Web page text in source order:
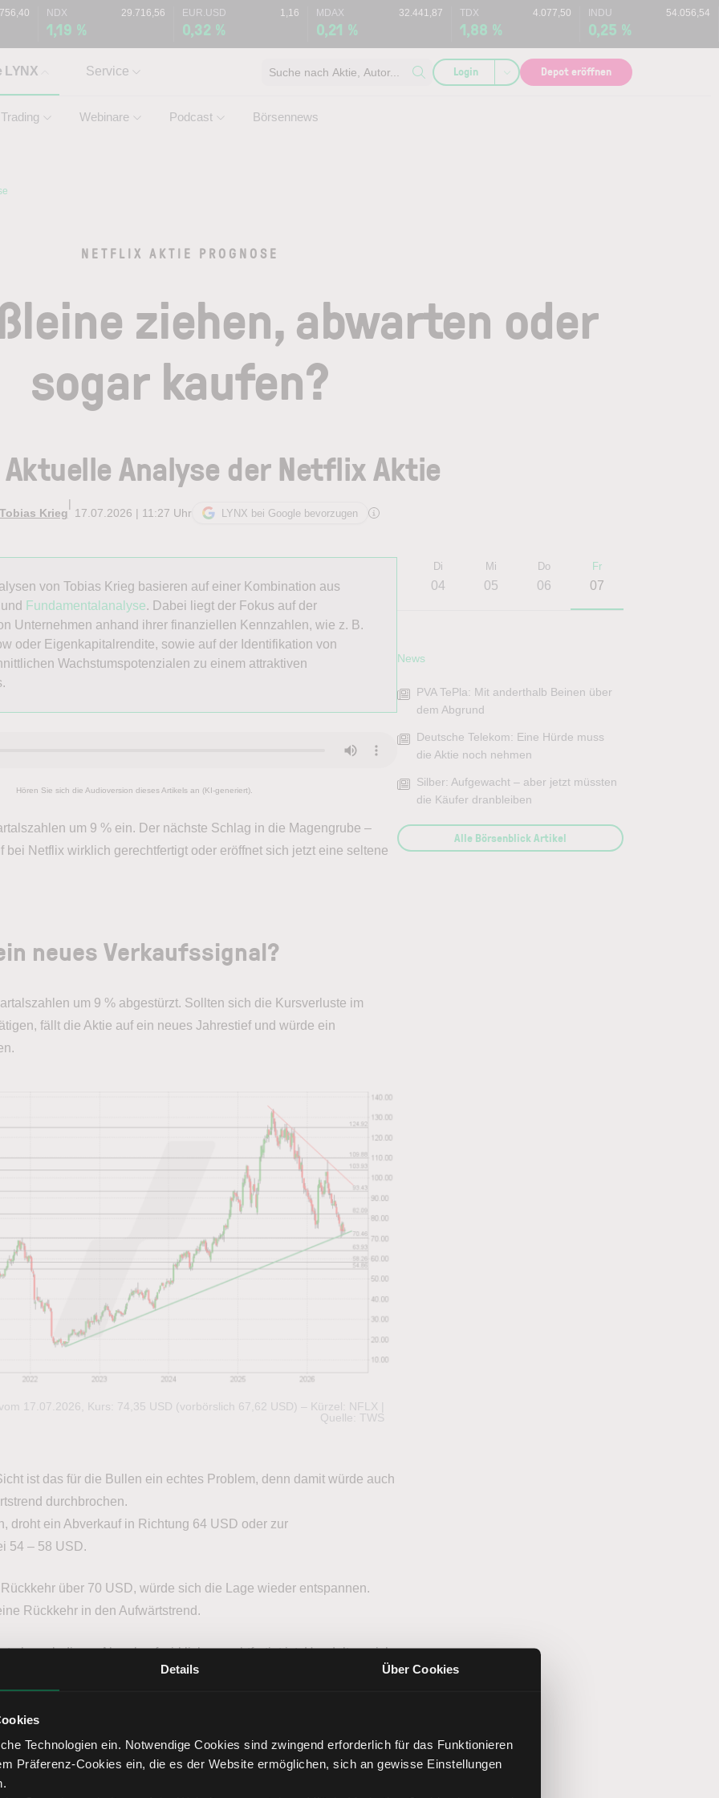
Details Über Cookies
Technologien ein. Notwendige Cookies sind zwingend erforderlich für das Funktionieren
Präferenz-Cookies ein, die es der Website ermöglichen, sich an gewisse Einstellungen
NDX 29.716,56
1,19 %
EUR.USD 1,16
0,32 %
MDAX 32.441,87
0,21 %
TDX 4.077,50
1,88 %
INDU 54.056,54
0,25 %
LYNX
Trading Webinare Podcast Börsennews
Service Suche nach Aktie, Autor... Login Depot eröffnen
NETFLIX AKTIE PROGNOSE
ziehen, abwarten oder
sogar kaufen?
Analyse der Netflix Aktie
Tobias Krieg
|
17.07.2026 | 11:27 Uhr LYNX bei Google bevorzugen
vonTobias Krieg basieren auf einer Kombination aus
und Fundamentalanalyse. Dabei liegt der Fokus auf der
Unternehmen anhand ihrer finanziellen Kennzahlen, wie z. B.
oder Eigenkapitalrendite, sowie auf der Identifikation von
Wachstumspotenzialen zu einem attraktiven
Hören Sie sich die Audioversion dieses Artikels an (KI-generiert).
um 9 % ein. Der nächste Schlag in die Magengrube –
bei Netflix wirklich gerechtfertigt oder eröffnet sich jetzt eine seltene
neues Verkaufssignal?
um 9 % abgestürzt. Sollten sich die Kursverluste im
fällt die Aktie auf ein neues Jahrestief und würde ein
17.07.2026, Kurs: 74,35 USD (vorbörslich 67,62 USD) – Kürzel: NFLX |
Quelle: TWS
ist das für die Bullen ein echtes Problem, denn damit würde auch
durchbrochen.
droht ein Abverkauf in Richtung 64 USD oder zur
54 – 58 USD.
über 70 USD, würde sich die Lage wieder entspannen.
Rückkehr in den Aufwärtstrend.
aber, ob dieser Abverkauf wirklich gerechtfertigt ist. Handelt es sich
oder nicht?
ist viel wichtiger
Di
04
Mi
05
Do
06
Fr
07
News
PVA TePla: Mit anderthalb Beinen über
dem Abgrund
Deutsche Telekom: Eine Hürde muss
die Aktie noch nehmen
Silber: Aufgewacht – aber jetzt müssten
die Käufer dranbleiben
Alle Börsenblick Artikel